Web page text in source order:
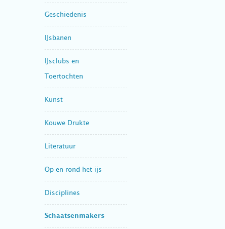
Geschiedenis
IJsbanen
IJsclubs en
Toertochten
Kunst
Kouwe Drukte
Literatuur
Op en rond het ijs
Disciplines
Schaatsenmakers